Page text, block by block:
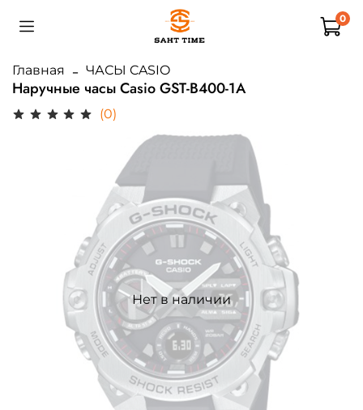
0
Главная ЧАСЫ CASIO
Наручные часы Casio GST-B400-1A
(0)
Нет в наличии